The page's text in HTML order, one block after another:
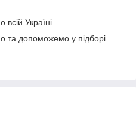
Україні.
та допоможемо у підборі